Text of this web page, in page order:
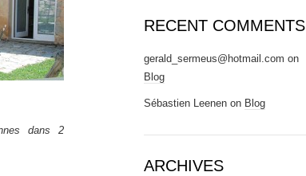
dans 2
RECENT COMMENTS
gerald_sermeus@hotmail.com on
Blog
Sébastien Leenen on Blog
ARCHIVES